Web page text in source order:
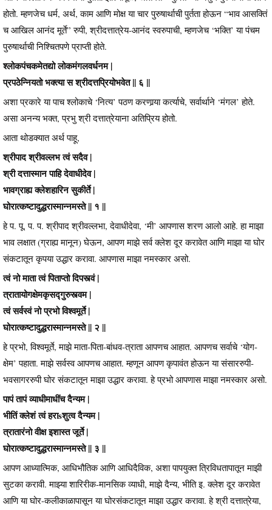
होतो. म्हणजेच धर्म, अर्थ, काम आणि मोक्ष या चार पुरुषार्थाची पुर्तता होऊन “भाव आसक्तिं
च आखिल आनंद मूर्ते” रुपी, श्रीदत्तात्रेय-आनंद स्वरुपाची, म्हणजेच ‘भक्ति’ या पंचम
पुरुषार्थाची निश्चितपणे प्राप्ती होते.
श्लोकपंचकमेतद्यो लोकमंगलवर्धनम |
प्रपठेन्नियतो भक्त्या स श्रीदत्तप्रियोभवेत || ६ ||
अशा प्रकारे या पाच श्लोकाचे ‘नित्य’ पठण करणार्‍या कर्त्याचे, सर्वार्थाने ‘मंगल’ होते.
असा अनन्य भक्त, प्रभु श्री दत्तात्रेयाना अतिप्रिय होतो.
आता थोडक्यात अर्थ पाहू,
श्रीपाद श्रीवल्लभ त्वं सदैव |
श्री दत्तास्मान पाहि देवाधीदेव |
भावग्राह्य क्लेशहारिन सुकीर्ते |
घोरात्कष्टादुद्धरास्मान्नमस्ते || १ ||
हे प. पू. प. प. श्रीपाद श्रीवल्लभा, देवाधीदेवा, ‘मी’ आपणास शरण आलो आहे. हा माझा
भाव लक्षात (ग्राह्य मानून) घेऊन, आपण माझे सर्व क्लेश दूर करावेत आणि माझा या घोर
संकटातून कृपया उद्धार करावा. आपणास माझा नमस्कार असो.
त्वं नो माता त्वं पिताप्तो दिपस्त्वं |
त्रातायोगक्षेमकृसद्गुरुस्त्वम |
त्वं सर्वस्वं नो प्रभो विश्वमूर्ते |
घोरात्कष्टादुद्धरास्मान्नमस्ते || २ ||
हे प्रभो, विश्वमूर्ते, माझे माता-पिता-बांधव-त्राता आपणच आहात. आपणच सर्वाचे ‘योग-
क्षेम’ पहाता. माझे सर्वस्व आपणच आहात. म्हणून आपण कृपावंत होऊन या संसाररुपी-
भवसागररुपी घोर संकटातून माझा उद्धार करावा. हे प्रभो आपणास माझा नमस्कार असो.
पापं तापं व्याधीमाधींच दैन्यम |
भीतिं क्लेशं त्वं हराsशुत्व दैन्यम |
त्रातारंनो वीक्ष इशास्त जूर्ते |
घोरात्कष्टादुद्धरास्मान्नमस्ते || ३ ||
आपण आध्यात्मिक, आधिभौतिक आणि आधिदैविक, अशा पापयुक्त त्रिविधतापातून माझी
सुटका करावी. माझ्या शारिरीक-मानसिक व्याधी, माझे दैन्य, भीति इ. क्लेश दूर करावेत
आणि या घोर-कलीकाळापासून या घोरसंकटातून माझा उद्धार करावा. हे श्री दत्तात्रेया,